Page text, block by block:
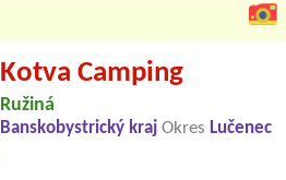
Kotva Camping
Ružiná
Banskobystrický kraj Okres Lučenec